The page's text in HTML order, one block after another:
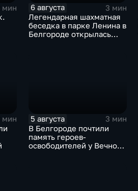
мин
6 августа
3 мин
Легендарная шахматная
беседка в парке Ленина в
Белгороде открылась
мин
5 августа
3 мин
В Белгороде почтили
память героев-
освободителей у Вечного